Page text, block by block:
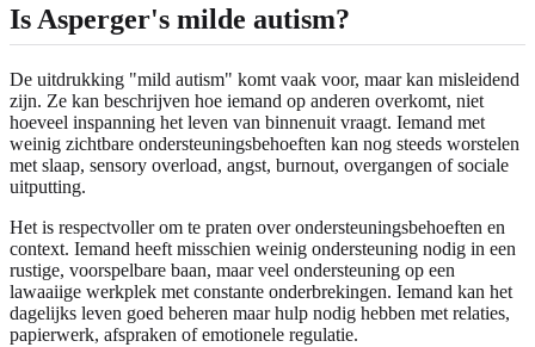
Is Asperger's milde autism?
De uitdrukking "mild autism" komt vaak voor, maar kan misleidend
zijn. Ze kan beschrijven hoe iemand op anderen overkomt, niet
hoeveel inspanning het leven van binnenuit vraagt. Iemand met
weinig zichtbare ondersteuningsbehoeften kan nog steeds worstelen
met slaap, sensory overload, angst, burnout, overgangen of sociale
uitputting.
Het is respectvoller om te praten over ondersteuningsbehoeften en
context. Iemand heeft misschien weinig ondersteuning nodig in een
rustige, voorspelbare baan, maar veel ondersteuning op een
lawaaiige werkplek met constante onderbrekingen. Iemand kan het
dagelijks leven goed beheren maar hulp nodig hebben met relaties,
papierwerk, afspraken of emotionele regulatie.